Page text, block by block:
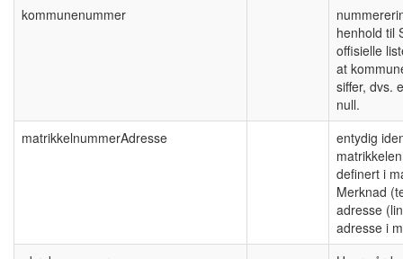
kommunenummer
henhold til
offisielle
at
siffer, dvs.
null.
matrikkelnummerAdresse
entydig
definert i
Merknad
adresse
adresse i